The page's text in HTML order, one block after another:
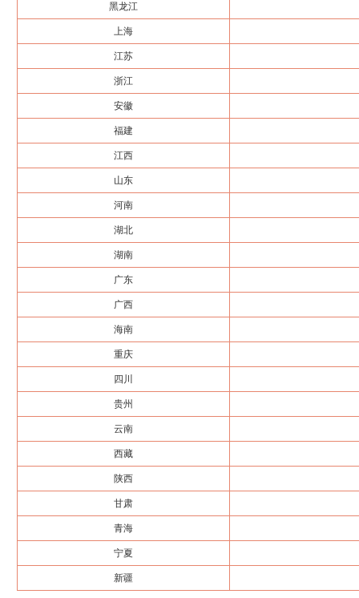
黑龙江
上海
江苏
浙江
安徽
福建
江西
山东
河南
湖北
湖南
广东
广西
海南
重庆
四川
贵州
云南
西藏
陕西
甘肃
青海
宁夏
新疆